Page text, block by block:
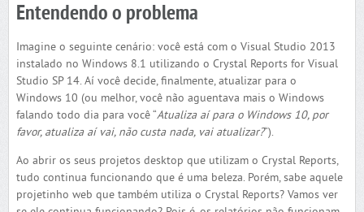
Entendendo o problema
Imagine o seguinte cenário: você está com o Visual Studio 2013
instalado no Windows 8.1 utilizando o Crystal Reports for Visual
Studio SP 14. Aí você decide, finalmente, atualizar para o
Windows 10 (ou melhor, você não aguentava mais o Windows
falando todo dia para você “Atualiza aí para o Windows 10, por
favor, atualiza aí vai, não custa nada, vai atualizar?“).
Ao abrir os seus projetos desktop que utilizam o Crystal Reports,
tudo continua funcionando que é uma beleza. Porém, sabe aquele
projetinho web que também utiliza o Crystal Reports? Vamos ver